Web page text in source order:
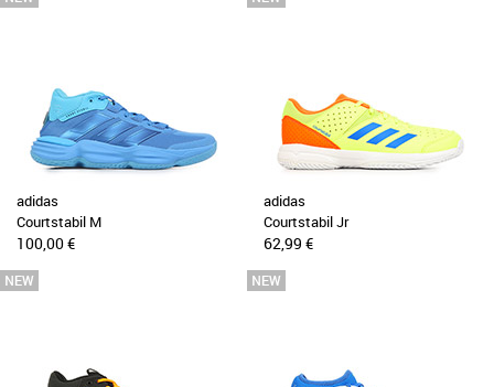
adidas
Courtstabil M
100,00 €
adidas
Courtstabil Jr
62,99 €